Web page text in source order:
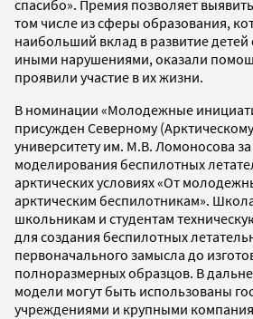
спасибо». Премия позволяет
том числе из сферы образования,
наибольший вклад в развитие
иными нарушениями, оказали
проявили участие в их жизни.
В номинации «Молодежные
присужден Северному
университету им. М.В. Ломоносова
моделирования беспилотных
арктических условиях «От
арктическим беспилотникам».
школьникам и студентам
для создания беспилотных
первоначального замысла до
полноразмерных образцов. В
модели могут быть использованы
учреждениями и крупными